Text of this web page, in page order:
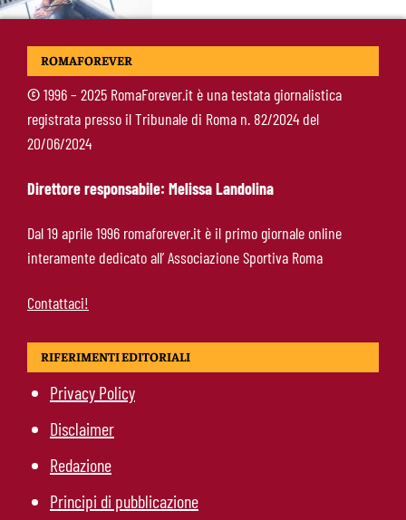
Gasperini boccia la Roma: “Partita pessima”.
Roma, Gasperini lancia l’allarme dopo il
Brighton: “Ci manca qualcosa. Cessioni?
Chiedete alla società”
ROMAFOREVER
©1996 – 2025 RomaForever.it è una testata giornalistica
registrata presso il Tribunale di Roma n. 82/2024 del
20/06/2024
Direttore responsabile: Melissa Landolina
Dal 19 aprile 1996 romaforever.it è il primo giornale online
interamente dedicato all’ Associazione Sportiva Roma
Contattaci!
RIFERIMENTI EDITORIALI
Privacy Policy
Disclaimer
Redazione
Principi di pubblicazione